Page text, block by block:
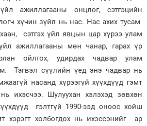
ажиллагааны онцлог, сэтгэцийн
хүчин зүйл нь нас. Нас ахих тусам
сэтгэх үйл явцын цар хүрээ улам
ажиллагааны мөн чанар, гарах үр
ойлгох, удирдах чадвар улам
Тэгвэл сүүлийн үед энэ чадвар нь
насанд хүрээгүй хүүхдүүд гэмт
ихэсчээ. Шулуухан хэлэхэд зөвхөн
гэлтгүй 1990-ээд оноос хойш
хэрэгт холбогдох нь ихэссэнийг ар